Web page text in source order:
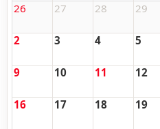
26 27 28 29
2 3 4 5
9 10 11 12
16 17 18 19